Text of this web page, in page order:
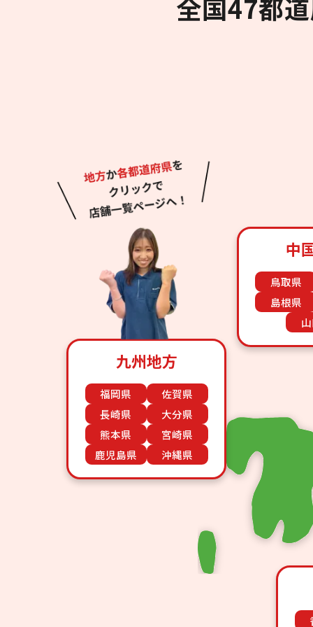
全国47都
中
鳥取県
島根県
九州地方
福岡県
佐賀県
長崎県
大分県
熊本県
宮崎県
鹿児島県
沖縄県